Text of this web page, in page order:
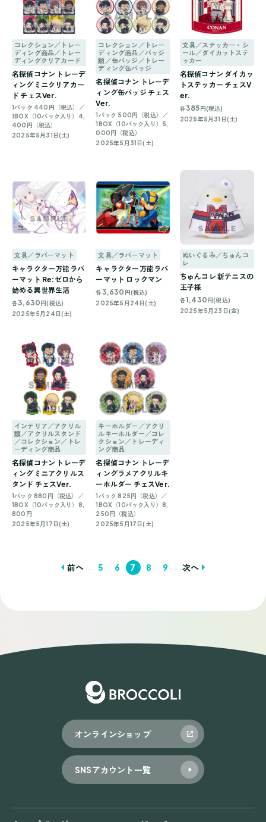
コレクション／トレー
ディング商品／トレー
ディングクリアカード
名探偵コナン トレーデ
ィングミニクリアカー
ド チェスVer.
1パック 440円（税込）／
1BOX（10パック入り）4,
400円（税込）
2025年5月31日(土)
コレクション／トレー
ディング商品／バッジ
類／缶バッジ／トレー
ディング缶バッジ
名探偵コナン トレーデ
ィング缶バッジ チェス
Ver.
1パック 500円（税込）／
1BOX（10パック入り）5,
000円（税込）
2025年5月31日(土)
文具／ステッカー・シ
ール／ダイカットステ
ッカー
名探偵コナン ダイカッ
トステッカー チェスV
er.
各385円(税込)
2025年5月31日(土)
文具／ラバーマット
キャラクター万能ラバ
ーマット Re:ゼロから
始める異世界生活
各3,630円(税込)
2025年5月24日(土)
文具／ラバーマット
キャラクター万能ラバ
ーマット ロックマン
各3,630 円(税込)
2025年5月24日(土)
ぬいぐるみ／ちゅんコ
レ
ちゅんコレ 新テニスの
王子様
各1,430円(税込)
2025年5月23日(金)
インテリア／アクリル
類／アクリルスタンド
／コレクション／トレ
ーディング商品
名探偵コナン トレーデ
ィングミニアクリルス
タンド チェスVer.
1パック 880円（税込）／
1BOX（10パック入り）8,
800円
2025年5月17日(土)
キーホルダー／アクリ
ルキーホルダー／コレ
クション／トレーディ
ング商品
名探偵コナン トレーデ
ィングラメアクリルキ
ーホルダー チェスVer.
1パック 825円（税込）／
1BOX（10パック入り）8,
250円（税込）
2025年5月17日(土)
ゲ
前へ 5 6 7 8 9 次へ
オンラインショップ
SNSアカウント一覧